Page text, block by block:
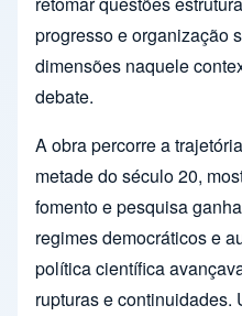
progresso e organização
dimensões naquele
debate.
A obra percorre a
metade do século 20,
fomento e pesquisa
regimes democráticos e
política científica
rupturas e continuidades.